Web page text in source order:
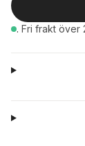
. Fri frakt över